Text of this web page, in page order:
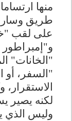
منها
طريق
على لقب
و"إمبراطور
" الخانات"
"السفر، أو
لكنه يصير
وليس الذي